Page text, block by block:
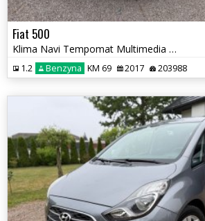
Fiat 500
Klima Navi Tempomat Multimedia Alu 15
1.2 Benzyna KM 69 2017 203988